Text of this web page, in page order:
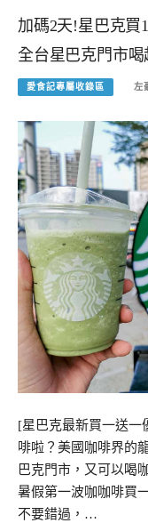
加碼2天!星巴克買
全台星巴克門市喝
愛食記專屬收錄區 左
[星巴克最新買一送一
啡啦？美國咖啡界的
巴克門市，又可以喝
暑假第一波咖咖啡買
不要錯過，…